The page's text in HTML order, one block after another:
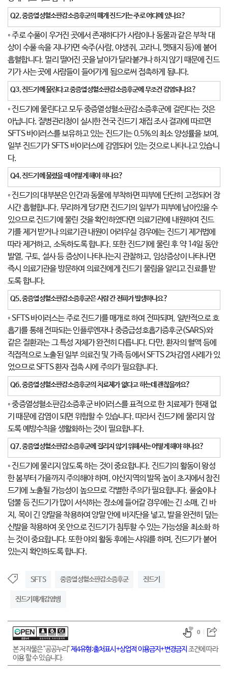
Q2.중증열성혈소판감소증후군의 매개 진드기는 주로 어디에 있나요?
◦ 주로 수풀이 우거진 곳에서 존재하다가 사람이나 동물과 같은 부착 대
상이 수풀 속을 지나가면 숙주(사람, 야생쥐, 고라니, 멧돼지 등)에 붙어
흡혈합니다. 멀리 떨어진 곳을 날아가 달라붙거나 하지 않기 때문에 진드
기가 사는 곳에 사람들이 들어가게 됨으로써 접촉하게 됩니다.
Q3.진드기에 물린다고 중증열성혈소판감소증후군에 무조건 감염되나요?
◦ 진드기에 물린다고 모두 중증열성혈소판감소증후군에 걸린다는 것은
아닙니다. 질병관리청이 실시한 전국 진드기 채집 조사 결과에 따르면
SFTS 바이러스를 보유하고 있는 진드기는 0.5%의 최소 양성률을 보여,
일부 진드기가 SFTS 바이러스에 감염되어 있는 것으로 나타나고 있습니
다.
Q4.진드기에 물렸을 때 어떻게 해야 하나요?
◦ 진드기의 대부분은 인간과 동물에 부착하면 피부에 단단히 고정되어 장
시간 흡혈합니다. 무리하게 당기면 진드기의 일부가 피부에 남아있을 수
있으므로 진드기에 물린 것을 확인하였다면 의료기관에 내원하여 진드
기를 제거 받거나 의료기관 내원이 어려우실 경우에는 진드기 제거법에
따라 제거하고, 소독하도록 합니다. 또한 진드기에 물린 후 약 14일 동안
발열, 구토, 설사 등 증상이 나타나는지 관찰하고, 임상증상이 나타나면
즉시 의료기관을 방문하여 의료진에게 진드기 물림을 알리고 진료를 받
도록 합니다.
Q5.중증열성혈소판감소증후군은 사람 간 전파가 발생하나요?
◦ SFTS 바이러스는 주로 진드기를 매개로 하여 전파되며, 일반적으로 호
흡기를 통해 전파되는 인플루엔자나 중증급성호흡기증후군(SARS)와
같은 질환과는 그 특성 자체가 완전히 다릅니다. 다만, 환자의 혈액 등에
직접적으로 노출된 일부 의료진 및 가족 등에서 SFTS 2차감염 사례가 있
었으므로 SFTS 환자 접촉 시에 주의가 필요합니다.
Q6.중증열성혈소판감소증후군의 치료제가 없다고 하는데 괜찮을까요?
◦ 중증열성혈소판감소증후군 바이러스를 표적으로 한 치료제가 현재 없
기 때문에 감염이 되면 위험할 수 있습니다. 따라서 진드기에 물리지 않
도록 예방수칙을 생활화하는 것이 필요합니다.
Q7.중증열성혈소판감소증후군에 걸리지 않기 위해서는 어떻게 해야 하나요?
◦ 진드기에 물리지 않도록 하는 것이 중요합니다. 진드기의 활동이 왕성
한 봄부터 가을까지 주의해야 하며, 야산지역의 발목 높이 초지에서 참진
드기에 노출될 가능성이 높으므로 각별한 주의가 필요합니다. 풀숲이나
덤불 등 진드기가 많이 서식하는 장소에 들어갈 경우에는 긴 소매, 긴 바
지, 목이 긴 양말을 착용하여 양말 안에 바지단을 넣고, 발을 완전히 덮는
신발을 착용하여 옷 안으로 진드기가 침투할 수 있는 가능성을 최소화 하
는 것이 중요합니다. 또한 야외 활동 후에는 샤워를 하며, 진드기가 붙어
있는지 확인하도록 합니다.
SFTS 중증열성혈소판감소증후군 진드기
진드기매개감염병
본 저작물은 "공공누리"제4유형:출처표시+상업적 이용금지+변경금지 조건에 따라
이용 할 수 있습니다.
0